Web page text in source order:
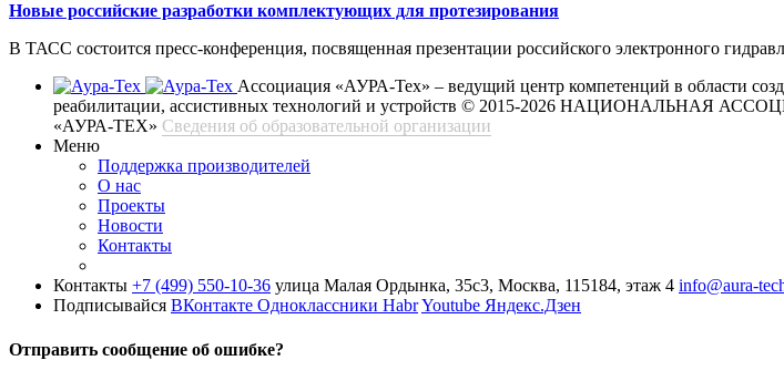
Новые российские разработки комплектующих для протезирования
В ТАСС состоится пресс-конференция, посвященная презентации российского электронного
Ассоциация «АУРА-Тех» – ведущий центр компетенций в области
реабилитации, ассистивных технологий и устройств © 2015-2026 НАЦИОНАЛЬНАЯ
«АУРА-ТЕХ» Сведения об образовательной организации
Меню
Поддержка производителей
О нас
Проекты
Новости
Контакты
Контакты +7 (499) 550-10-36 улица Малая Ордынка, 35с3, Москва, 115184, этаж 4 info@aura-
Подписывайся ВКонтакте Одноклассники HabrYoutube Яндекс.Дзен
Отправить сообщение об ошибке?